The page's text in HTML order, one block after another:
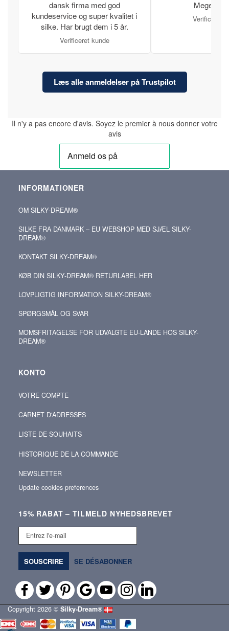
dansk firma med god
kundeservice og super kvalitet i
silke. Har brugt dem i 5 år.
Verificeret kunde
Meget
Verificeret
Læs alle anmeldelser på Trustpilot
Il n'y a pas encore d'avis. Soyez le premier à nous donner votre
avis
INFORMATIONER
OM SILKY‑DREAM®
SILKE FRA DANMARK – EU WEBSHOP MED SJÆL SILKY-
DREAM®
KONTAKT SILKY‑DREAM®
KØB DIN SILKY‑DREAM® RETURLABEL HER
LOVPLIGTIG INFORMATION SILKY-DREAM®
SPØRGSMÅL OG SVAR
MOMSFRITAGELSE FOR UDVALGTE EU-LANDE HOS SILKY-
DREAM®
KONTO
VOTRE COMPTE
CARNET D'ADRESSES
LISTE DE SOUHAITS
HISTORIQUE DE LA COMMANDE
NEWSLETTER
Update cookies preferences
15% RABAT – TILMELD NYHEDSBREVET
Entrez
mail
SOUSCRIRE SE DÉSABONNER
Copyright 2026 © Silky‑Dream®